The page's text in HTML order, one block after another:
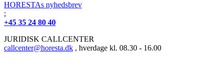
HORESTAs nyhedsbrev
;
+45 35 24 80 40
JURIDISK CALLCENTER
callcenter@horesta.dk , hverdage kl. 08.30 - 16.00